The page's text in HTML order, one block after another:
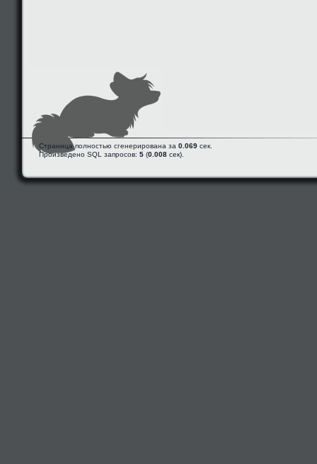
Страница полностью сгенерирована за 0.069 сек.
Произведено SQL запросов: 5 (0.008 сек).